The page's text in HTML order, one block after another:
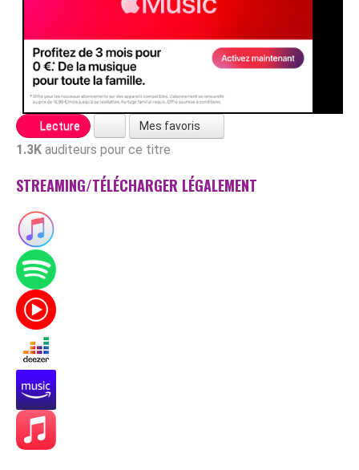
Lecture Mes favoris
1.3K auditeurs pour ce titre
STREAMING/TÉLÉCHARGER LÉGALEMENT